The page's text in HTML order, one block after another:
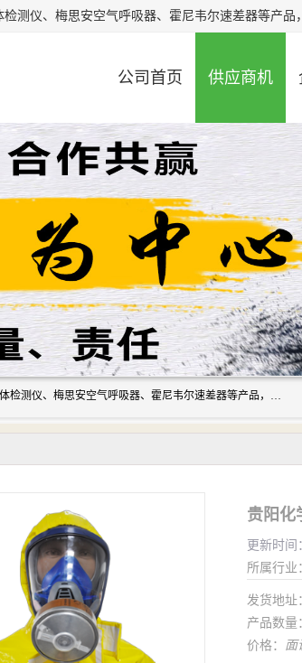
公司首页 供应商机
北京中创汇安科贸有限公司专业生产救援三脚架、天鹰4X气体检测仪、梅思安空气呼吸器、霍尼韦尔速差器等产品，品质保障，价格合理，欢迎在线致电咨询。
贵阳化
更新时间
所属行业
发货地址
产品数量
价格： 面